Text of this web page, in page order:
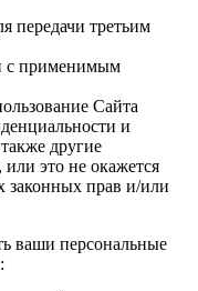
передачи третьим
с применимым
Сайта
и
другие
или это не окажется
прав и/или
ваши персональные